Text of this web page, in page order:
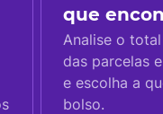
que
Analise o
das parcelas
e escolha a
bolso.